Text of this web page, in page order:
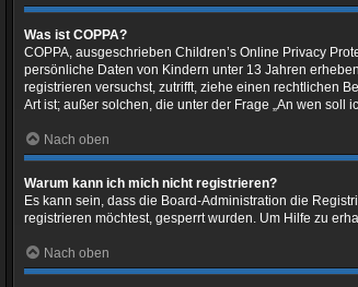
Was ist COPPA?
COPPA, ausgeschrieben Children’s Online Privacy
persönliche Daten von Kindern unter 13 Jahren
registrieren versuchst, zutrifft, ziehe einen rechtlichen
Art ist; außer solchen, die unter der Frage „An wen soll
Nach oben
Warum kann ich mich nicht registrieren?
Es kann sein, dass die Board-Administration die
registrieren möchtest, gesperrt wurden. Um Hilfe zu
Nach oben